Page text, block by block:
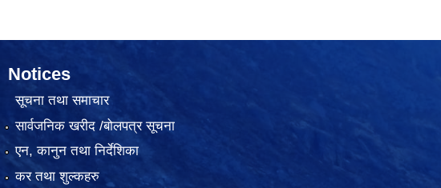
Notices
सूचना तथा समाचार
सार्वजनिक खरीद /बोलपत्र सूचना
एन, कानुन तथा निर्देशिका
कर तथा शुल्कहरु